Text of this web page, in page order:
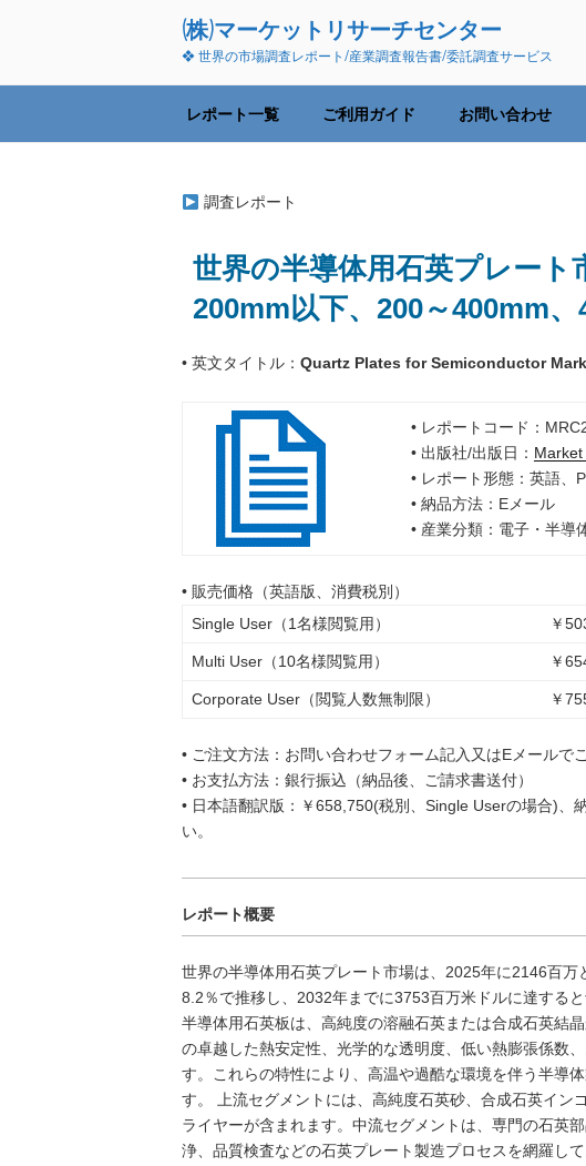
ン
へ
(株)マーケットリサーチセンター
❖ 世界の市場調査レポート/産業調査報告書/委託調査サービス
レポート一覧 ご利用ガイド お問い合わせ
調査レポート
世界の半導体用石英プレート
200mm以下、200～400mm
• 英文タイトル： Quartz Plates for Semiconductor
• レポートコード：
• 出版社/出版日：
• レポート形態：英語、
• 納品方法：Eメール
• 産業分類：電子・半導
• 販売価格（英語版、消費税別）
Single User（1名様閲覧用）
￥
Multi User（10名様閲覧用） ￥
Corporate User（閲覧人数無制限） ￥
• ご注文方法：お問い合わせフォーム記入又はEメールで
• お支払方法：銀行振込（納品後、ご請求書送付）
• 日本語翻訳版：￥658,750(税別、Single Userの場合)、
い。
レポート概要
世界の半導体用石英プレート市場は、2025年に2146百万
8.2％で推移し、2032年までに3753百万米ドルに達すると
半導体用石英板は、高純度の溶融石英または合成石英結
の卓越した熱安定性、光学的な透明度、低い熱膨張係数
す。これらの特性により、高温や過酷な環境を伴う半導
す。 上流セグメントには、高純度石英砂、合成石英イン
ライヤーが含まれます。中流セグメントは、専門の石英
浄、品質検査などの石英プレート製造プロセスを網羅し